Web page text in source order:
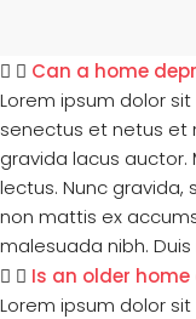
Can a home
Lorem ipsum dolor
senectus et netus et
gravida lacus auctor.
lectus. Nunc
non mattis ex
malesuada nibh.
Is an older
Lorem ipsum dolor